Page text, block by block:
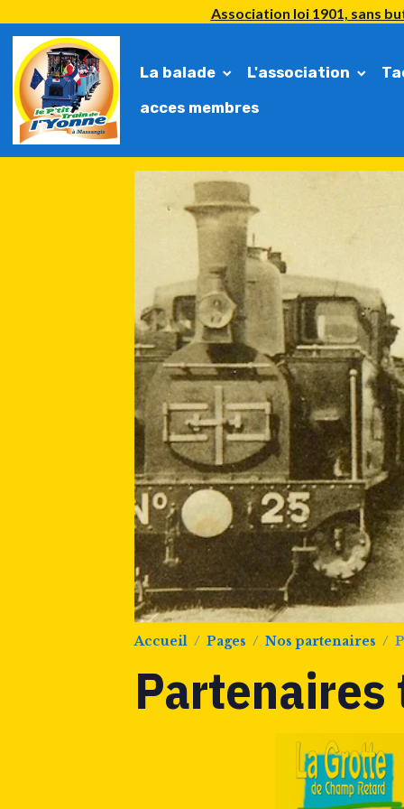
Association loi 1901, sans
La balade L'association
acces membres
Accueil Pages Nos partenaires